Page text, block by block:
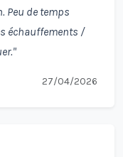
Peu de temps
échauffements /
27/04/2026